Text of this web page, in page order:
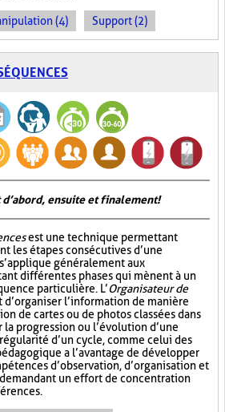
(4) Support (2)
d’abord, ensuite et finalement!
est une technique permettant
les étapes consécutives d’une
généralement aux
différentes phases qui mènent à un
particulière. L’Organisateur de
l’information de manière
de cartes ou de photos classées dans
progression ou l’évolution d’une
d’un cycle, comme celui des
a l’avantage de développer
d’observation, d’organisation et
un effort de concentration